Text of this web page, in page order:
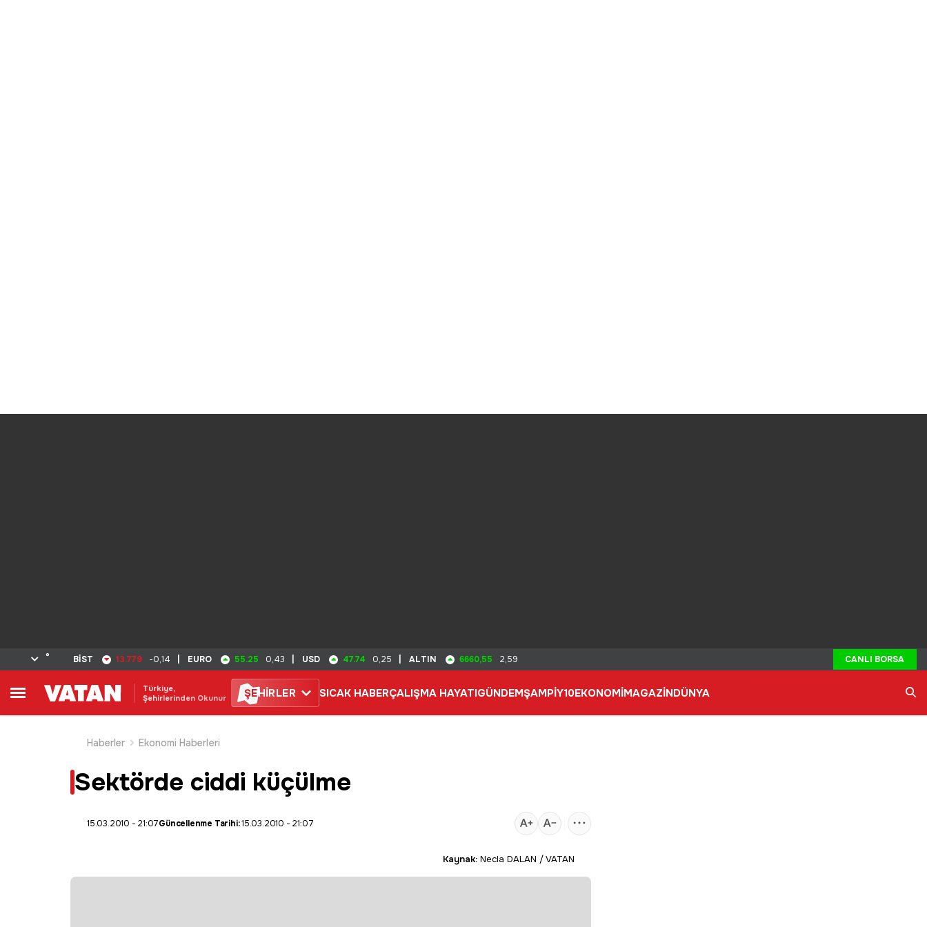
° BİST 13.779 -0,14 EURO 55.25 0,43 USD 47.74 0,25 ALTIN 6660,55 2,59 CANLI BORSA
Türkiye,
Şehirlerinden Okunur
ŞEHİRLER SICAK HABERÇALIŞMA HAYATIGÜNDEMŞAMPİY10EKONOMİMAGAZİNDÜNYA
Haberler
Ekonomi Haberleri
Sektörde ciddi küçülme
15.03.2010 - 21:07Güncellenme Tarihi:15.03.2010 - 21:07
Kaynak: Necla DALAN / VATAN